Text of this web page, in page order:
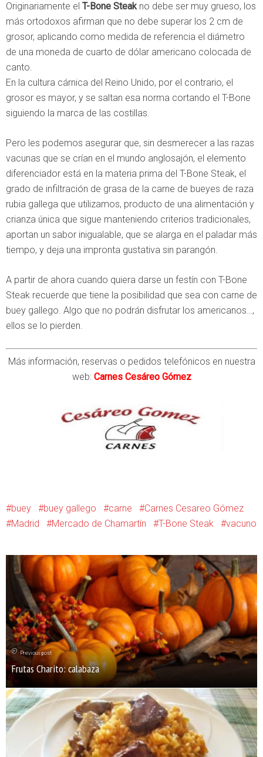
Originariamente el T-Bone Steak no debe ser muy grueso, los
más ortodoxos afirman que no debe superar los 2 cm de
grosor, aplicando como medida de referencia el diámetro
de una moneda de cuarto de dólar americano colocada de
canto.
En la cultura cárnica del Reino Unido, por el contrario, el
grosor es mayor, y se saltan esa norma cortando el T-Bone
siguiendo la marca de las costillas.
Pero les podemos asegurar que, sin desmerecer a las razas
vacunas que se crían en el mundo anglosajón, el elemento
diferenciador está en la materia prima del T-Bone Steak, el
grado de infiltración de grasa de la carne de bueyes de raza
rubia gallega que utilizamos, producto de una alimentación y
crianza única que sigue manteniendo criterios tradicionales,
aportan un sabor inigualable, que se alarga en el paladar más
tiempo, y deja una impronta gustativa sin parangón.
A partir de ahora cuando quiera darse un festín con T-Bone
Steak recuerde que tiene la posibilidad que sea con carne de
buey gallego. Algo que no podrán disfrutar los americanos…,
ellos se lo pierden.
Más información, reservas o pedidos telefónicos en nuestra
web: Carnes Cesáreo Gómez
buey buey gallego carne
Carnes Cesareo Gómez
Madrid
Mercado de Chamartín T-Bone Steak vacuno
Previous post
Frutas Charito: calabaza